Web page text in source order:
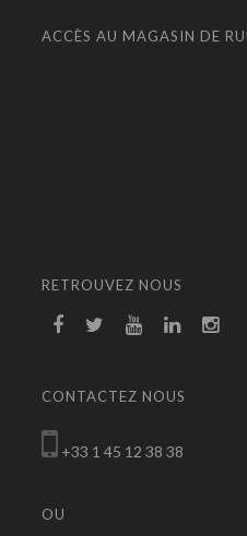
ACCÈS AU MAGASIN DE
RETROUVEZ NOUS
CONTACTEZ NOUS
+33 1 45 12 38 38
OU